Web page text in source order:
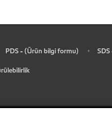
PDS - (Ürün bilgi formu) •